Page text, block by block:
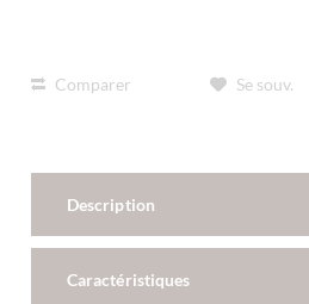
Comparer Se souv.
Description
Caractéristiques